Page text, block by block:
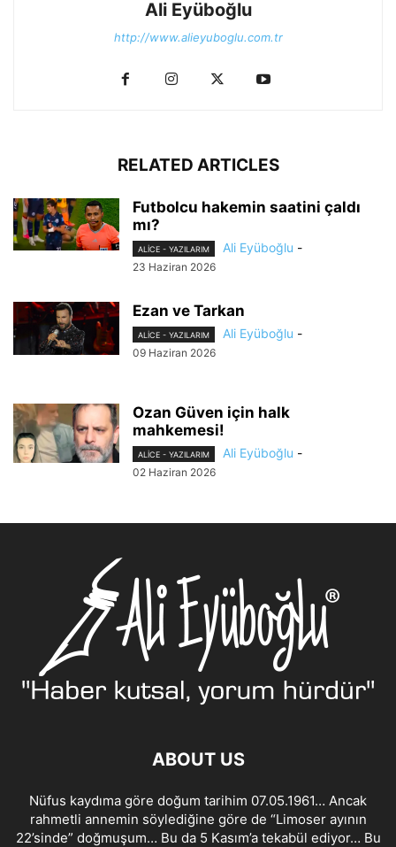
Ali Eyüboğlu
http://www.alieyuboglu.com.tr
RELATED ARTICLES
Futbolcu hakemin saatini çaldı
mı?
ALİCE - YAZILARIM Ali Eyüboğlu -
23 Haziran 2026
Ezan ve Tarkan
ALİCE - YAZILARIM Ali Eyüboğlu -
09 Haziran 2026
Ozan Güven için halk
mahkemesi!
ALİCE - YAZILARIM Ali Eyüboğlu -
02 Haziran 2026
ABOUT US
Nüfus kaydıma göre doğum tarihim 07.05.1961… Ancak
rahmetli annemin söylediğine göre de “Limoser ayının
22’sinde” doğmuşum… Bu da 5 Kasım’a tekabül ediyor… Bu